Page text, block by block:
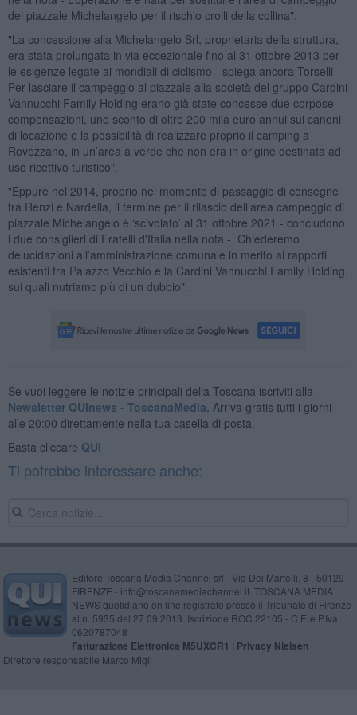
del piazzale Michelangelo per il rischio crolli della collina".
"La concessione alla Michelangelo Srl, proprietaria della struttura,
era stata prolungata in via eccezionale fino al 31 ottobre 2013 per
le esigenze legate ai mondiali di ciclismo - spiega ancora Torselli -
Per lasciare il campeggio al piazzale alla società del gruppo Cardini
Vannucchi Family Holding erano già state concesse due corpose
compensazioni, uno sconto di oltre 200 mila euro annui sui canoni
di locazione e la possibilità di realizzare proprio il camping a
Rovezzano, in un’area a verde che non era in origine destinata ad
uso ricettivo turistico".
"Eppure nel 2014, proprio nel momento di passaggio di consegne
tra Renzi e Nardella, il termine per il rilascio dell’area campeggio di
piazzale Michelangelo è ‘scivolato’ al 31 ottobre 2021 - concludono
i due consiglieri di Fratelli d'Italia nella nota - Chiederemo
delucidazioni all’amministrazione comunale in merito ai rapporti
esistenti tra Palazzo Vecchio e la Cardini Vannucchi Family Holding,
sui quali nutriamo più di un dubbio".
Se vuoi leggere le notizie principali della Toscana iscriviti alla
Newsletter QUInews - ToscanaMedia. Arriva gratis tutti i giorni
alle 20:00 direttamente nella tua casella di posta.
Basta cliccare QUI
Ti potrebbe interessare anche:
Editore Toscana Media Channel srl - Via Dei Martelli, 8 - 50129
FIRENZE - info@toscanamediachannel.it. TOSCANA MEDIA
NEWS quotidiano on line registrato presso il Tribunale di Firenze
al n. 5935 del 27.09.2013. Iscrizione ROC 22105 - C.F. e P.Iva
0620787048
Fatturazione Elettronica M5UXCR1 | Privacy Nielsen
Direttore responsabile Marco Migli